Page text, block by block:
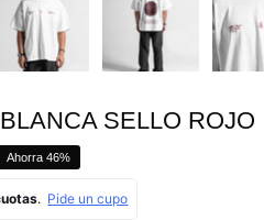
SELLO ROJO
Ahorra 46%